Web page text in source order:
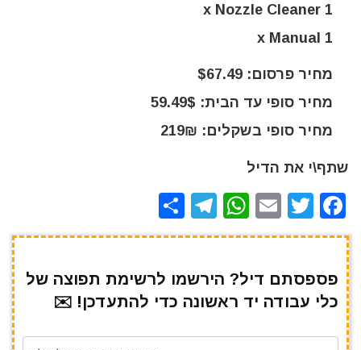
1 x Nozzle Cleaner
1 x Manual
מחיר פרסום: $67.49
מחיר סופי עד הבית: 59.49$
מחיר סופי בשקלים: 219₪
שתף\י את הדיל
F
a
e
b
o
T
w
te
r
E
m
l
W
h
s
A
p
T
el
gr
a
m
h
e
פספסתם דיל? הירשמו לרשימת תפוצה של
כלי עבודה יד ראשונה כדי להתעדכן! ✉️